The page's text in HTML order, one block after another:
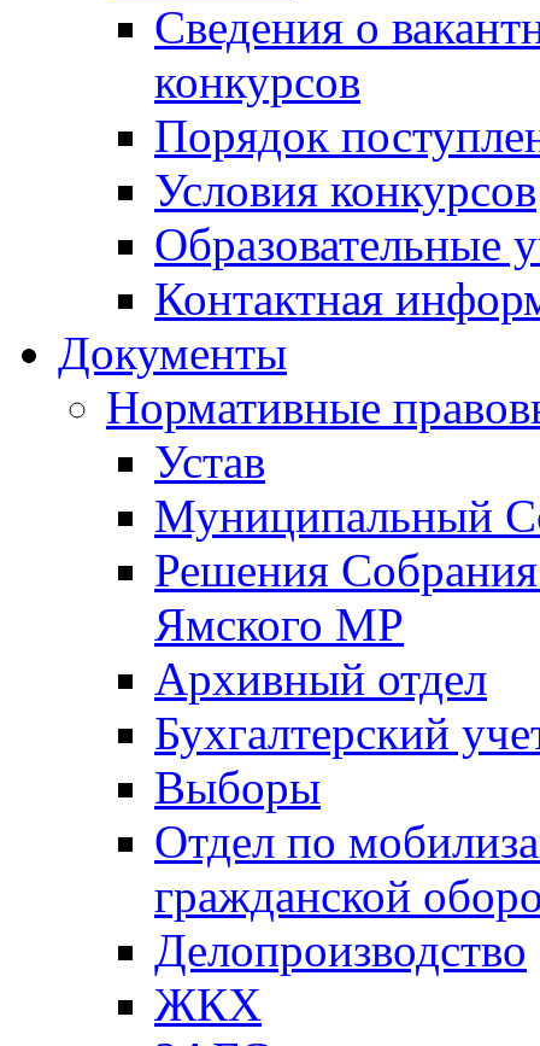
Сведения о
конкурсов
Порядок
Условия конкурсов
Образовательные
Контактная
Документы
Нормативные
Устав
Муниципальный
Решения
Ямского МР
Архивный отдел
Бухгалтерский
Выборы
Отдел по
гражданской
Делопроизводство
ЖКХ